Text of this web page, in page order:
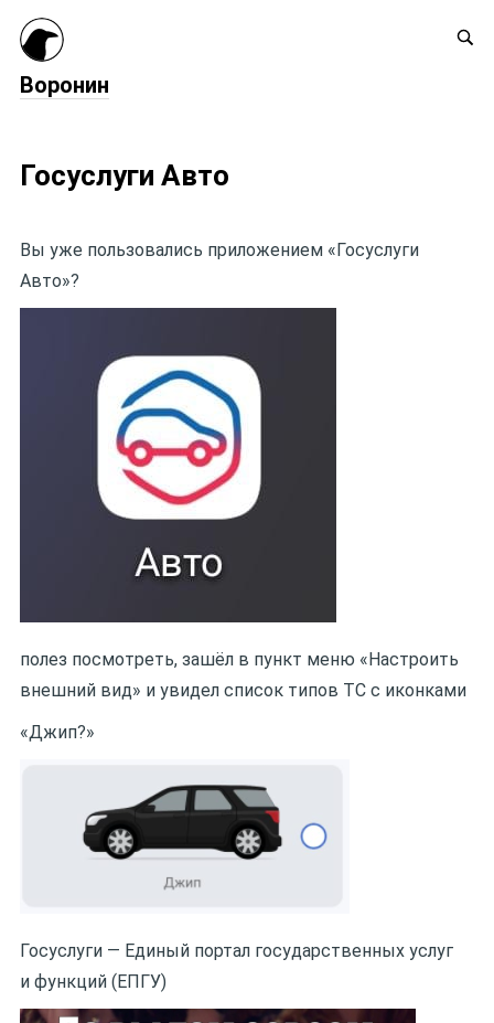
Воронин
Госуслуги Авто
Вы уже пользовались приложением «Госуслуги
Авто»?
полез посмотреть, зашёл в пункт меню «Настроить
внешний вид» и увидел список типов ТС с иконками
«Джип?»
Госуслуги — Единый портал государственных услуг
и функций (ЕПГУ)